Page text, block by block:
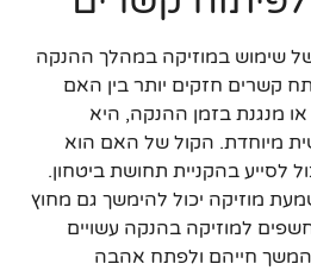
שימוש במוזיקה במהלך ההנקה
קשרים חזקים יותר בין האם
מנגנת בזמן ההנקה, היא
מיוחדת. הקול של האם הוא
לסייע בהקניית תחושת ביטחון.
מוזיקה יכול להימשך גם מחוץ
למוזיקה בהנקה עשויים
חייהם ולפתח אהבה